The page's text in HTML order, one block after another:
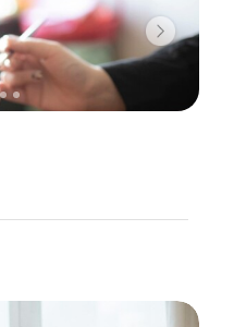
Next